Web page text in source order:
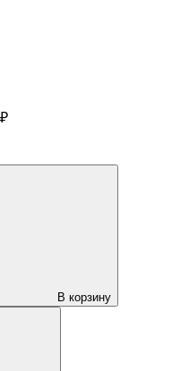
₽
В корзину